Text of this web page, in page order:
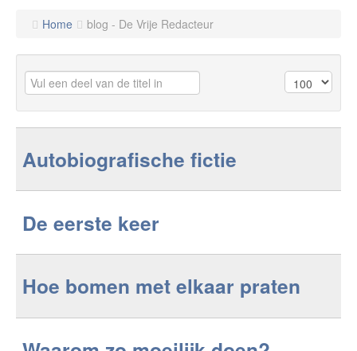
Home blog - De Vrije Redacteur
Autobiografische fictie
De eerste keer
Hoe bomen met elkaar praten